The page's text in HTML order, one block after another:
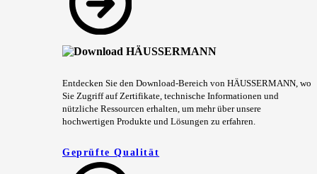
Entdecken Sie den Download-Bereich von HÄUSSERMANN, wo
Sie Zugriff auf Zertifikate, technische Informationen und
nützliche Ressourcen erhalten, um mehr über unsere
hochwertigen Produkte und Lösungen zu erfahren.
Geprüfte Qualität